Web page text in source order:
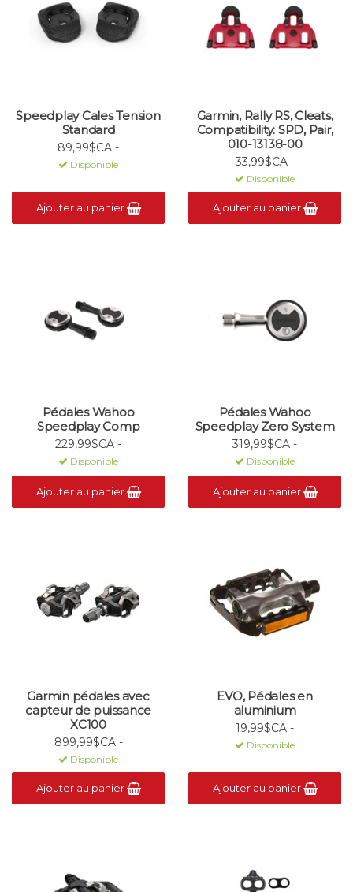
Speedplay Cales Tension
Standard
89,99$CA -
Disponible
Ajouter au panier
Garmin, Rally RS, Cleats,
Compatibility: SPD, Pair,
010-13138-00
33,99$CA -
Disponible
Ajouter au panier
Pédales Wahoo
Speedplay Comp
229,99$CA -
Disponible
Ajouter au panier
Pédales Wahoo
Speedplay Zero System
319,99$CA -
Disponible
Ajouter au panier
Garmin pédales avec
capteur de puissance
XC100
899,99$CA -
Disponible
Ajouter au panier
EVO, Pédales en
aluminium
19,99$CA -
Disponible
Ajouter au panier